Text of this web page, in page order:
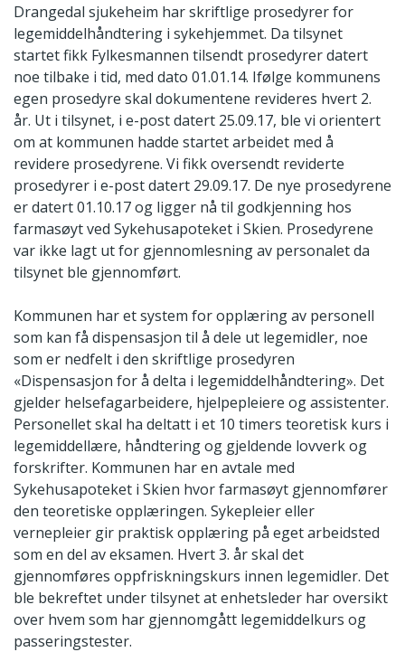
Drangedal sjukeheim har skriftlige prosedyrer for
legemiddelhåndtering i sykehjemmet. Da tilsynet
startet fikk Fylkesmannen tilsendt prosedyrer datert
noe tilbake i tid, med dato 01.01.14. Ifølge kommunens
egen prosedyre skal dokumentene revideres hvert 2.
år. Ut i tilsynet, i e-post datert 25.09.17, ble vi orientert
om at kommunen hadde startet arbeidet med å
revidere prosedyrene. Vi fikk oversendt reviderte
prosedyrer i e-post datert 29.09.17. De nye prosedyrene
er datert 01.10.17 og ligger nå til godkjenning hos
farmasøyt ved Sykehusapoteket i Skien. Prosedyrene
var ikke lagt ut for gjennomlesning av personalet da
tilsynet ble gjennomført.
Kommunen har et system for opplæring av personell
som kan få dispensasjon til å dele ut legemidler, noe
som er nedfelt i den skriftlige prosedyren
«Dispensasjon for å delta i legemiddelhåndtering». Det
gjelder helsefagarbeidere, hjelpepleiere og assistenter.
Personellet skal ha deltatt i et 10 timers teoretisk kurs i
legemiddellære, håndtering og gjeldende lovverk og
forskrifter. Kommunen har en avtale med
Sykehusapoteket i Skien hvor farmasøyt gjennomfører
den teoretiske opplæringen. Sykepleier eller
vernepleier gir praktisk opplæring på eget arbeidsted
som en del av eksamen. Hvert 3. år skal det
gjennomføres oppfriskningskurs innen legemidler. Det
ble bekreftet under tilsynet at enhetsleder har oversikt
over hvem som har gjennomgått legemiddelkurs og
passeringstester.